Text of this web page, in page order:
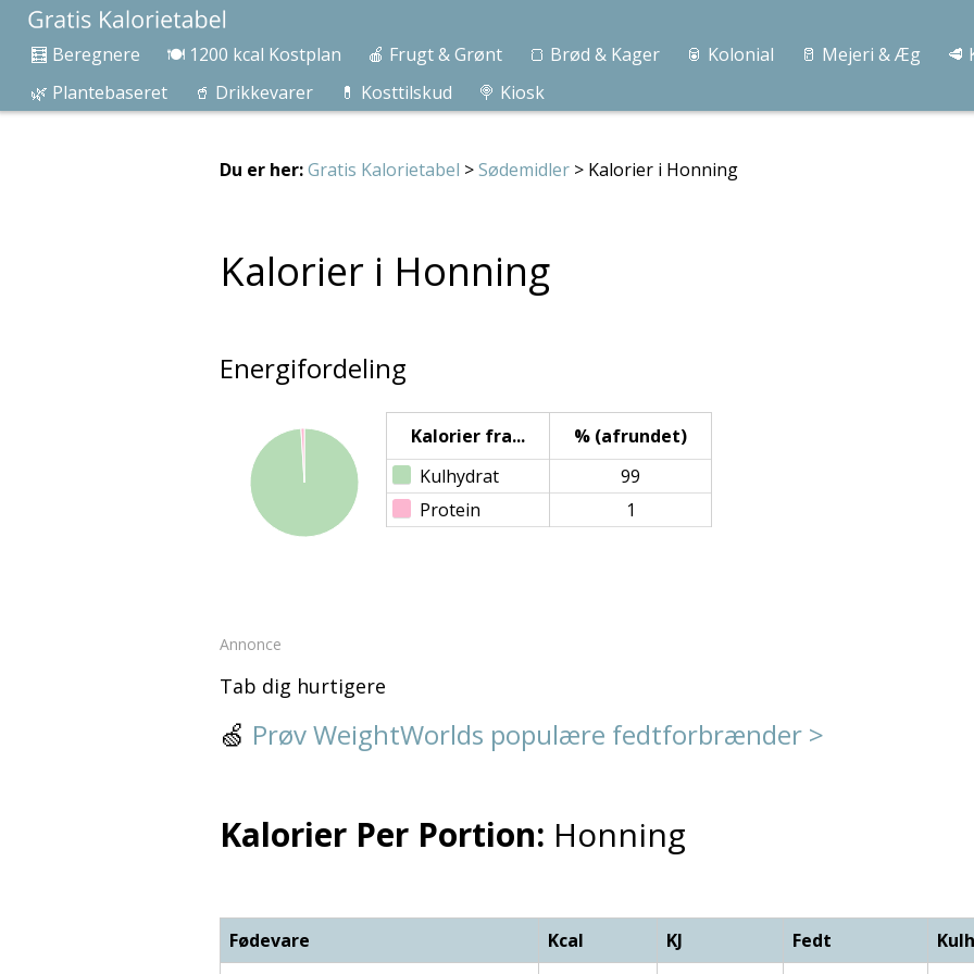
🧮 Beregnere 🍽️ 1200 kcal Kostplan 🍎 Frugt & Grønt 🍞 Brød & Kager 🥫 Kolonial 🥛 Mejeri & Æg 🥩
🌿 Plantebaseret
🥤 Drikkevarer 💊 Kosttilskud 🍭 Kiosk
Du er her:Gratis Kalorietabel >Sødemidler > Kalorier i Honning
Kalorier i Honning
Energifordeling
Kalorier fra...
% (afrundet)
Kulhydrat
99
Protein
1
Annonce
Tab dig hurtigere
🍏 Prøv WeightWorlds populære fedtforbrænder >
Kalorier Per Portion: Honning
Fødevare Kcal KJ Fedt Kulh